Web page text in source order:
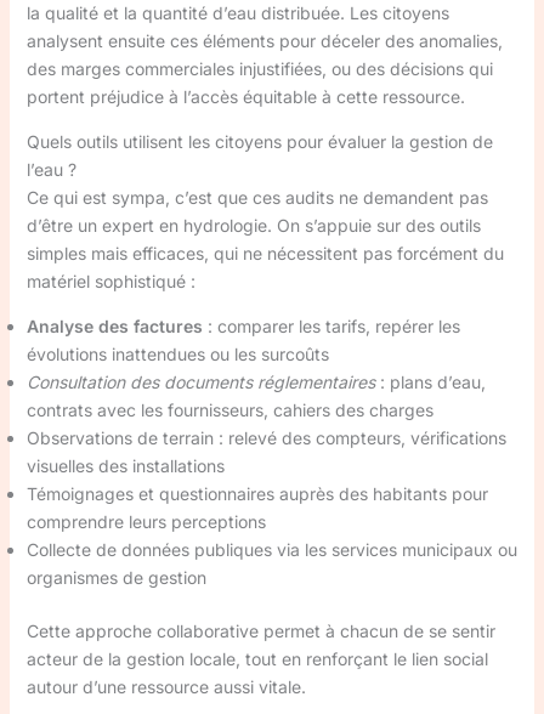
la qualité et la quantité d’eau distribuée. Les citoyens
analysent ensuite ces éléments pour déceler des anomalies,
des marges commerciales injustifiées, ou des décisions qui
portent préjudice à l’accès équitable à cette ressource.
Quels outils utilisent les citoyens pour évaluer la gestion de
l’eau ?
Ce qui est sympa, c’est que ces audits ne demandent pas
d’être un expert en hydrologie. On s’appuie sur des outils
simples mais efficaces, qui ne nécessitent pas forcément du
matériel sophistiqué :
Analyse des factures : comparer les tarifs, repérer les
évolutions inattendues ou les surcoûts
Consultation des documents réglementaires: plans d’eau,
contrats avec les fournisseurs, cahiers des charges
Observations de terrain : relevé des compteurs, vérifications
visuelles des installations
Témoignages et questionnaires auprès des habitants pour
comprendre leurs perceptions
Collecte de données publiques via les services municipaux ou
organismes de gestion
Cette approche collaborative permet à chacun de se sentir
acteur de la gestion locale, tout en renforçant le lien social
autour d’une ressource aussi vitale.